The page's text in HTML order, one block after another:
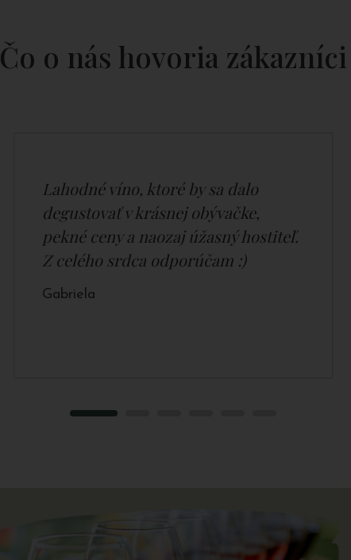
Čo o nás hovoria zákazníci
Lahodné víno, ktoré by sa dalo
degustovať v krásnej obývačke,
pekné ceny a naozaj úžasný hostiteľ.
Z celého srdca odporúčam :)
Gabriela